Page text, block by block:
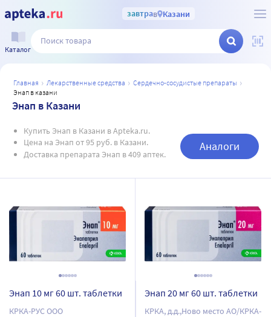
завтрав Казани
Каталог
главная лекарственные средства
сердечно-сосудистые препараты
энап в казани
Энап в Казани
Купить Энап в Казани в Apteka.ru.
Цена на Энап от 95 руб. в Казани.
Доставка препарата Энап в 409 аптек.
Аналоги
Энап 10 мг 60 шт. таблетки
КРКА-РУС ООО
Энап 20 мг 60 шт. таблетки
КРКА, д.д.,Ново место АО/КРКА-